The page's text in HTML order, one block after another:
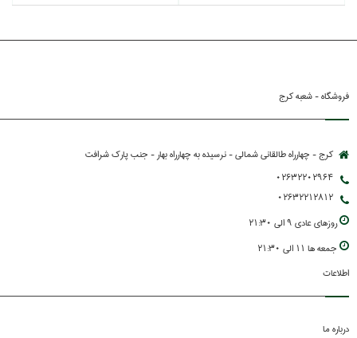
فروشگاه - شعبه کرج
کرج - چهارراه طالقانی شمالی - نرسیده به چهارراه بهار - جنب پارك شرافت
02632202964
02632212812
روزهاي عادي 9 الي 21:30
جمعه ها 11 الي 21:30
اطلاعات
درباره ما